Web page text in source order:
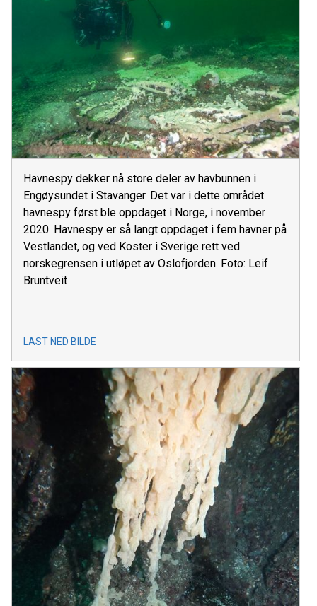
Havnespy dekker nå store deler av havbunnen i
Engøysundet i Stavanger. Det var i dette området
havnespy først ble oppdaget i Norge, i november
2020. Havnespy er så langt oppdaget i fem havner på
Vestlandet, og ved Koster i Sverige rett ved
norskegrensen i utløpet av Oslofjorden. Foto: Leif
Bruntveit
LAST NED BILDE